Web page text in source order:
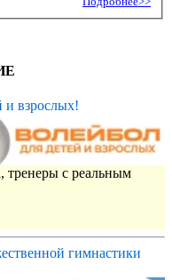
и взрослых!
тренеры с реальным
гимнастики